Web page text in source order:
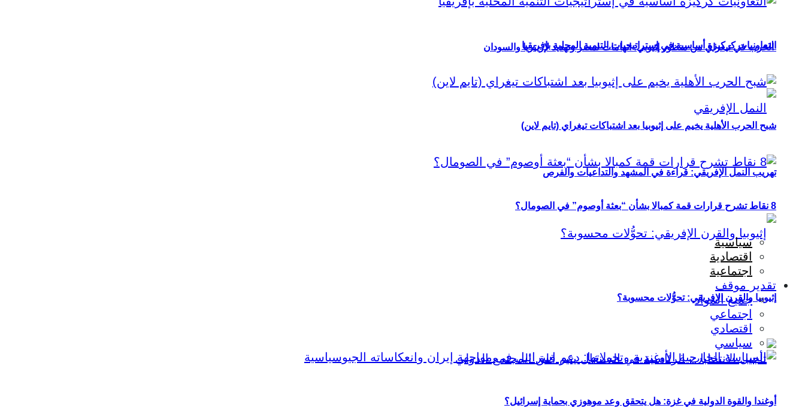
الحرب في تيغراي من منظور إثيوبي: اتهامات لمصر وتهديد لإريتريا والسودان
تهريب النمل الإفريقي: قراءة في المشهد والتداعيات والفرص
إثيوبيا والقرن الإفريقي: تحوُّلات محسوبة؟
التعاونيات كركيزة أساسية في إستراتيجيات التنمية المحلية بإفريقيا
شبح الحرب الأهلية يخيم على إثيوبيا بعد اشتباكات تيغراي (تايم لاين)
8 نقاط تشرح قرارات قمة كمبالا بشأن “بعثة أوصوم” في الصومال؟
سياسية
اقتصادية
اجتماعية
تقدير موقف
جميع المواد
اجتماعي
اقتصادي
سياسي
أوغندا والقوة الدولية في غزة: هل يتحقق وعد موهوزي بحماية إسرائيل؟